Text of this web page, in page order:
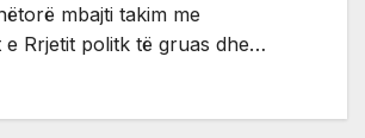
mbajti takim me
e Rrjetit politk të gruas dhe…